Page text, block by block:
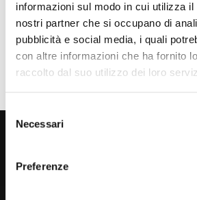
informazioni sul modo in cui utilizza
nostri partner che si occupano di
pubblicità e social media, i quali
con altre informazioni che ha fornito
raccolto dal suo utilizzo dei loro
Selezione
delNecessari
Preferenze
Laureato
Personale
Ente o Impresa